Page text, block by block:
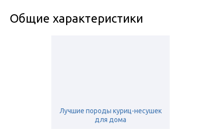
Общие характеристики
Лучшие породы куриц-несушек
для дома